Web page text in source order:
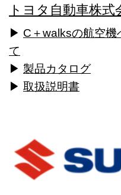
トヨタ自動車株式
▶ C＋walksの航空機
て
▶ 製品カタログ
▶ 取扱説明書